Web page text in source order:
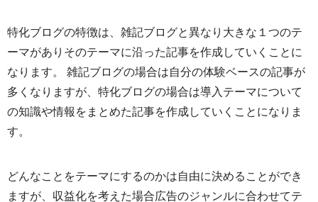
特化ブログの特徴は、雑記ブログと異なり大きな１つのテ
ーマがありそのテーマに沿った記事を作成していくことに
なります。 雑記ブログの場合は自分の体験ベースの記事が
多くなりますが、特化ブログの場合は導入テーマについて
の知識や情報をまとめた記事を作成していくことになりま
す。
どんなことをテーマにするのかは自由に決めることができ
ますが、収益化を考えた場合広告のジャンルに合わせてテ